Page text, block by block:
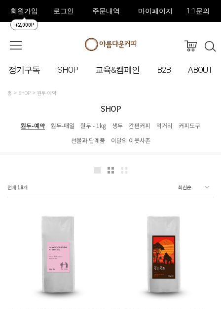
회원가입
+2,000P
로그인 주문내역 마이페이지 1:1문의
정기구독 SHOP 교육&캠페인 B2B ABOUT
홈 SHOP 원두-예약
SHOP
원두-예약 원두-매일 원두 - 1kg 생두 간편커피 먹거리
커피도구
선물과 답례품
이달의 이웃사촌
전체 18개